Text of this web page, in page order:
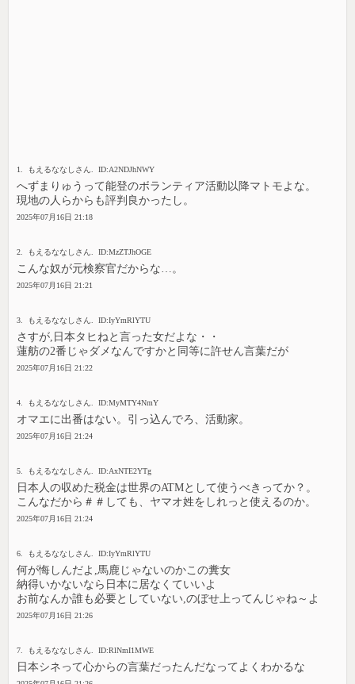
1. もえるななしさん. ID:A2NDJhNWY
へずまりゅうって能登のボランティア活動以降マトモよな。
現地の人らからも評判良かったし。
2025年07月16日 21:18
2. もえるななしさん. ID:MzZTJhOGE
こんな奴が元検察官だからな…。
2025年07月16日 21:21
3. もえるななしさん. ID:IyYmRlYTU
さすが,日本タヒねと言った女だよな・・
蓮舫の2番じゃダメなんですかと同等に許せん言葉だが
2025年07月16日 21:22
4. もえるななしさん. ID:MyMTY4NmY
オマエに出番はない。引っ込んでろ、活動家。
2025年07月16日 21:24
5. もえるななしさん. ID:AxNTE2YTg
日本人の収めた税金は世界のATMとして使うべきってか？。
こんなだから＃＃しても、ヤマオ姓をしれっと使えるのか。
2025年07月16日 21:24
6. もえるななしさん. ID:IyYmRlYTU
何が悔しんだよ,馬鹿じゃないのかこの糞女
納得いかないなら日本に居なくていいよ
お前なんか誰も必要としていない,のぼせ上ってんじゃね～よ
2025年07月16日 21:26
7. もえるななしさん. ID:RlNmI1MWE
日本シネって心からの言葉だったんだなってよくわかるな